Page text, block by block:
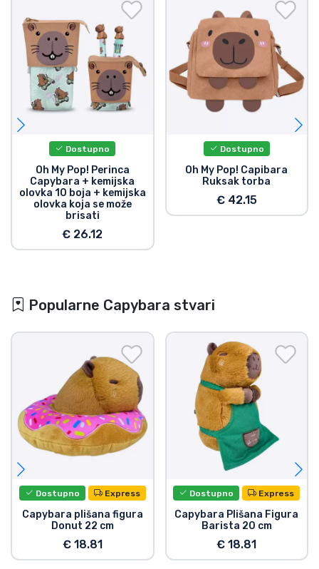
Dostupno
Oh My Pop! Perinca
Capybara + kemijska
olovka 10 boja + kemijska
olovka koja se može
brisati
€ 26.12
Dostupno
Oh My Pop! Capibara
Ruksak torba
€ 42.15
Popularne Capybara stvari
Dostupno Express
Capybara plišana figura
Donut 22 cm
€ 18.81
Dostupno Express
Capybara Plišana Figura
Barista 20 cm
€ 18.81